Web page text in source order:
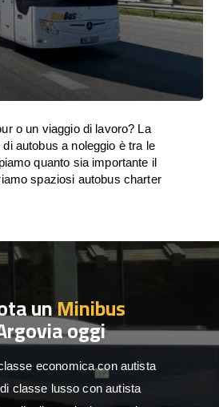
o un viaggio di lavoro? La
autobus a noleggio è tra le
quanto sia importante il
spaziosi autobus charter
unMinibus
oggi
economica con autista
classe lusso con autista